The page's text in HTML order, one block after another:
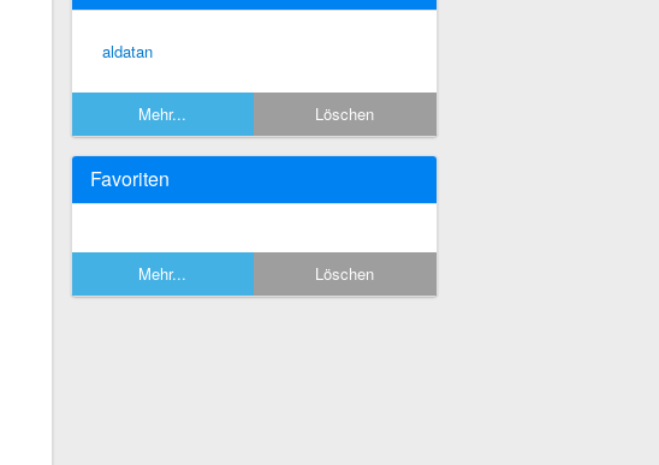
aldatan
Mehr... Löschen
Favoriten
Mehr... Löschen